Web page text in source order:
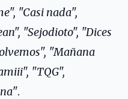
"Casi nada",
"Sejodioto", "Dices
"Mañana
"TQG",
.